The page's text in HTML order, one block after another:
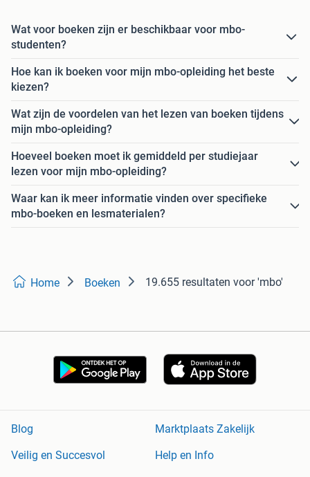
Wat voor boeken zijn er beschikbaar voor mbo-
studenten?
Hoe kan ik boeken voor mijn mbo-opleiding het beste
kiezen?
Wat zijn de voordelen van het lezen van boeken tijdens
mijn mbo-opleiding?
Hoeveel boeken moet ik gemiddeld per studiejaar
lezen voor mijn mbo-opleiding?
Waar kan ik meer informatie vinden over specifieke
mbo-boeken en lesmaterialen?
Home Boeken 19.655 resultaten voor 'mbo'
Blog
Marktplaats Zakelijk
Veilig en Succesvol
Help en Info